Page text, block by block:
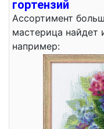
гортензий
Ассортимент
мастерица найдет
например: